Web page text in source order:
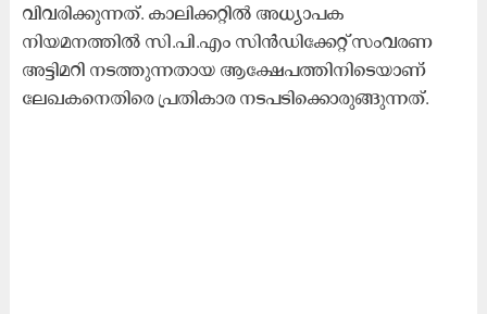
വിവരിക്കുന്നത്. കാലിക്കറ്റിൽ അധ്യാപക
നിയമനത്തിൽ സി.പി.എം സിൻഡിക്കേറ്റ് സംവരണ
അട്ടിമറി നടത്തുന്നതായ ആക്ഷേപത്തിനിടെയാണ്
ലേഖകനെതിരെ പ്രതികാര നടപടിക്കൊരുങ്ങുന്നത്.